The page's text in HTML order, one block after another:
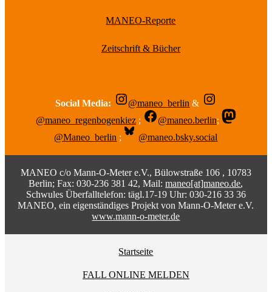
MANEO-Reporte
Zeitschrift & Bücher
Social Media: @maneo_berlin &
@maneo_regenbogenkiez ; @maneo.berlin;
@Maneo_berlin ; @maneo.bsky.social
MANEO c/o Mann-O-Meter e.V., Bülowstraße 106 , 10783
Berlin; Fax: 030-236 381 42, Mail:maneo[at]maneo.de,
Schwules Überfalltelefon: tägl.17-19 Uhr: 030-216 33 36
MANEO, ein eigenständiges Projekt von Mann-O-Meter e.V.
www.mann-o-meter.de
Startseite
FALL ONLINE MELDEN